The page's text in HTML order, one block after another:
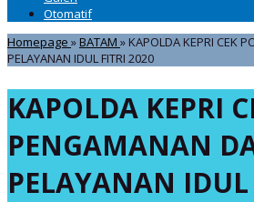
Otomatif
Homepage »BATAM »KAPOLDA KEPRI CEK
PELAYANAN IDUL FITRI 2020
KAPOLDA KEPRI
PENGAMANAN
PELAYANAN